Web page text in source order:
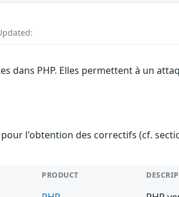
dans PHP. Elles permettent à un
l'obtention des correctifs (cf.
PRODUCT